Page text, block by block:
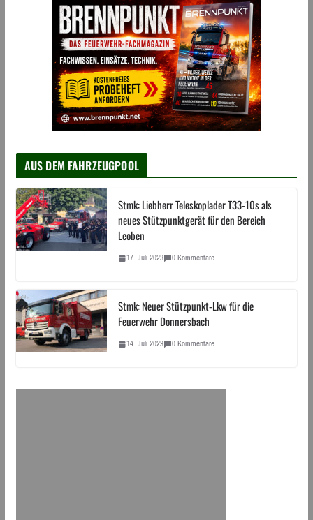
AUS DEM FAHRZEUGPOOL
Stmk: Liebherr Teleskoplader T33-10s als
neues Stützpunktgerät für den Bereich
Leoben
17. Juli 2023 0 Kommentare
Stmk: Neuer Stützpunkt-Lkw für die
Feuerwehr Donnersbach
14. Juli 2023 0 Kommentare